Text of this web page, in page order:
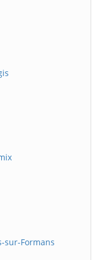
sur-Formans